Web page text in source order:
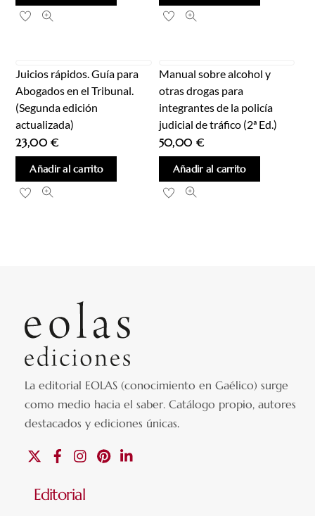
Juicios rápidos. Guía para
Abogados en el Tribunal.
(Segunda edición
actualizada)
23,00€
Añadir al carrito
Manual sobre alcohol y
otras drogas para
integrantes de la policía
judicial de tráfico (2ª Ed.)
50,00 €
Añadir al carrito
La editorial EOLAS (conocimiento en Gaélico) surge
como medio hacia el saber.Catálogo propio, autores
destacados y ediciones únicas.
FacebookInstagramPinterest
Editorial